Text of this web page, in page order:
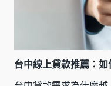
台中線上貸款推薦：